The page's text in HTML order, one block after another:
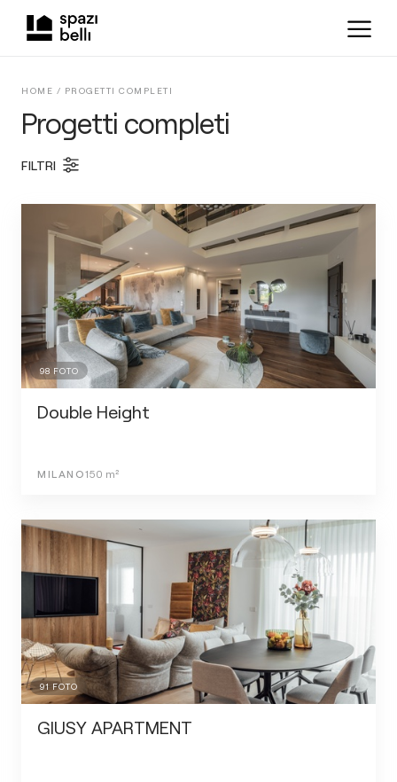
Progetti completi
HOME / PROGETTI COMPLETI
FILTRI
98 FOTO
Double Height
MILANO150 m²
91 FOTO
GIUSY APARTMENT